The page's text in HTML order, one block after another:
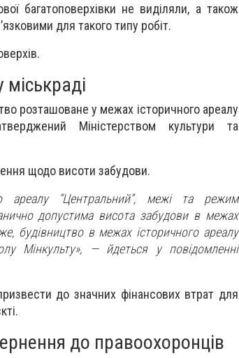
багатоповерхівки не виділяли, а також
для такого типу робіт.
розташоване у межах історичного ареалу
Міністерством культури та
щодо висоти забудови.
ареалу “Центральний”, межі та режим
допустима висота забудови в межах
будівництво в межах історичного ареалу
Мінкульту», — йдеться у повідомленні
до значних фінансових втрат для
до правоохоронців